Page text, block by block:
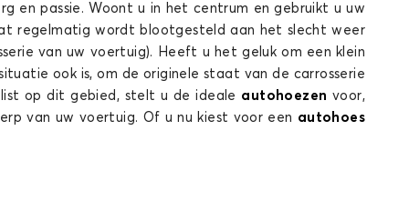
CX-3
en passie. Woont u in het centrum en gebruikt u uw
regelmatig wordt blootgesteld aan het slecht weer
van uw voertuig). Heeft u het geluk om een klein
ook is, om de originele staat van de carrosserie
op dit gebied, stelt u de ideale autohoezen voor,
van uw voertuig. Of u nu kiest voor een autohoes